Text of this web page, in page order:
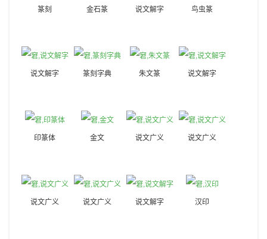
篆刻 金石篆 说文解字 鸟虫篆
说文解字 篆刻字典 朱文篆 说文解字
印篆体 金文 说文广义 说文广义
说文广义 说文广义 说文解字 汉印